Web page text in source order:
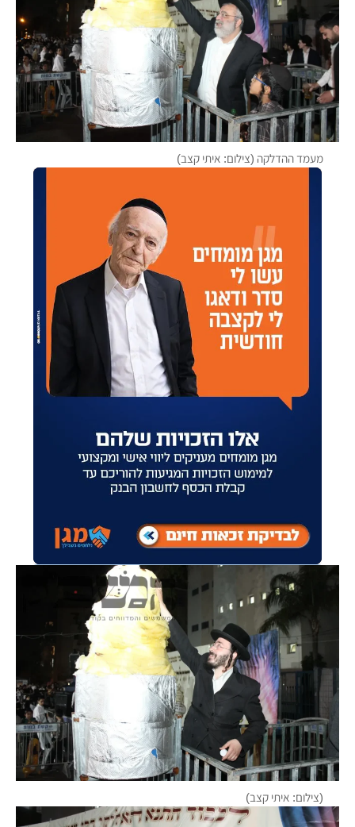
מעמד ההדלקה (צילום: איתי קצב)
(צילום: איתי קצב)